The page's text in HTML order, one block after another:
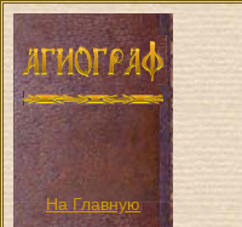
На Главную